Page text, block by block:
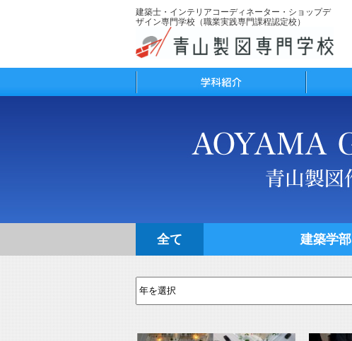
建築士・インテリアコーディネーター・ショップデ
ザイン専門学校（職業実践専門課程認定校）
全て 建築学部